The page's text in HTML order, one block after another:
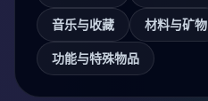
音乐与收藏
材料与矿物
功能与特殊物品